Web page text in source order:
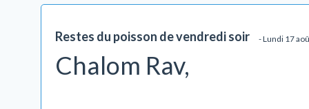
Restes du poisson de vendredi soir - Lundi 17
Chalom Rav,